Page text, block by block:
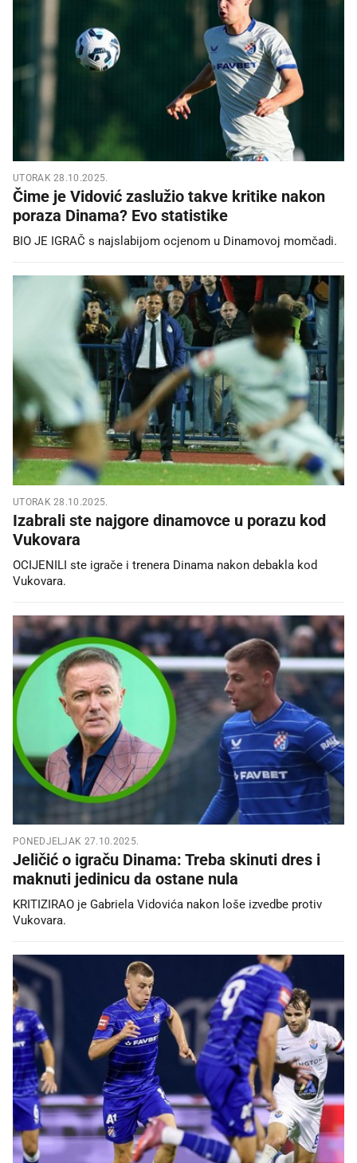
UTORAK 28.10.2025.
Čime je Vidović zaslužio takve kritike nakon
poraza Dinama? Evo statistike
BIO JE IGRAČ s najslabijom ocjenom u Dinamovoj momčadi.
UTORAK 28.10.2025.
Izabrali ste najgore dinamovce u porazu kod
Vukovara
OCIJENILI ste igrače i trenera Dinama nakon debakla kod
Vukovara.
PONEDJELJAK 27.10.2025.
Jeličić o igraču Dinama: Treba skinuti dres i
maknuti jedinicu da ostane nula
KRITIZIRAO je Gabriela Vidovića nakon loše izvedbe protiv
Vukovara.